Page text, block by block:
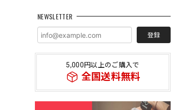
NEWSLETTER
登録
5,000円以上のご購入で
全国送料無料